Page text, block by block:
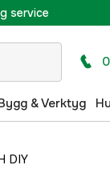
service
& Verktyg
DIY